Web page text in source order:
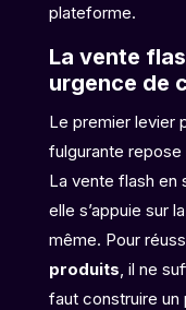
plateforme.
La vente
urgence de
Le premier levier
fulgurante repose
La vente flash en
elle s’appuie sur
même. Pour
produits , il ne
faut construire un